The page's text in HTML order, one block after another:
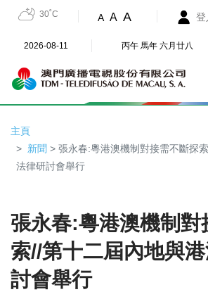
30˚C A A A 登
2026-08-11 丙午 馬年 六月廿八
主頁
新聞 > 張永春:粵港澳機制對接需不斷探
法律研討會舉行
張永春:粵港澳機制對
索//第十二屆內地與
討會舉行